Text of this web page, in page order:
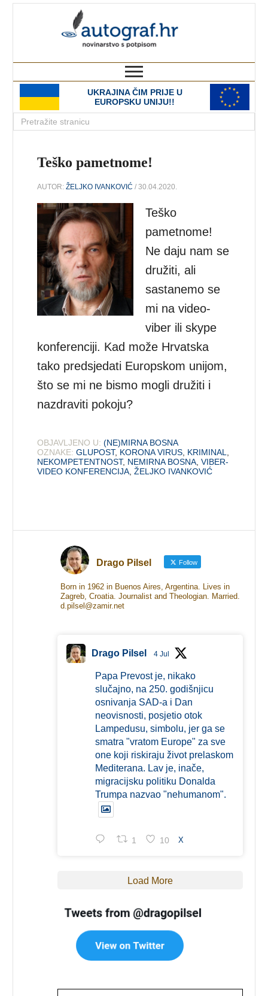
UKRAJINA ČIM PRIJE U
EUROPSKU UNIJU!!
Teško pametnome!
AUTOR:ŽELJKO IVANKOVIĆ / 30.04.2020.
Teško
pametnome!
Ne daju nam se
družiti, ali
sastanemo se
mi na video-
viber ili skype
konferenciji. Kad može Hrvatska
tako predsjedati Europskom unijom,
što se mi ne bismo mogli družiti i
nazdraviti pokoju?
OBJAVLJENO U: (NE)MIRNA BOSNA
OZNAKE: GLUPOST, KORONA VIRUS KRIMINAL
NEKOMPETENTNOST, NEMIRNA BOSNA ,VIBER-
VIDEO KONFERENCIJA ,ŽELJKO IVANKOVIĆ
Drago Pilsel Follow
Born in 1962 in Buenos Aires, Argentina. Lives in
Zagreb, Croatia. Journalist and Theologian. Married.
d.pilsel@zamir.net
Drago Pilsel 4 Jul
Papa Prevost je, nikako
slučajno, na 250. godišnjicu
osnivanja SAD-a i Dan
neovisnosti, posjetio otok
Lampedusu, simbolu, jer ga se
smatra "vratom Europe" za sve
one koji riskiraju život prelaskom
Mediterana. Lav je, inače,
migracijsku politiku Donalda
Trumpa nazvao "nehumanom".
1 10 X
Load More